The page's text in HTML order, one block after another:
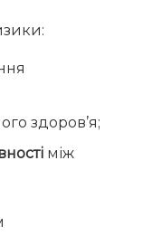
здоров’я;
між